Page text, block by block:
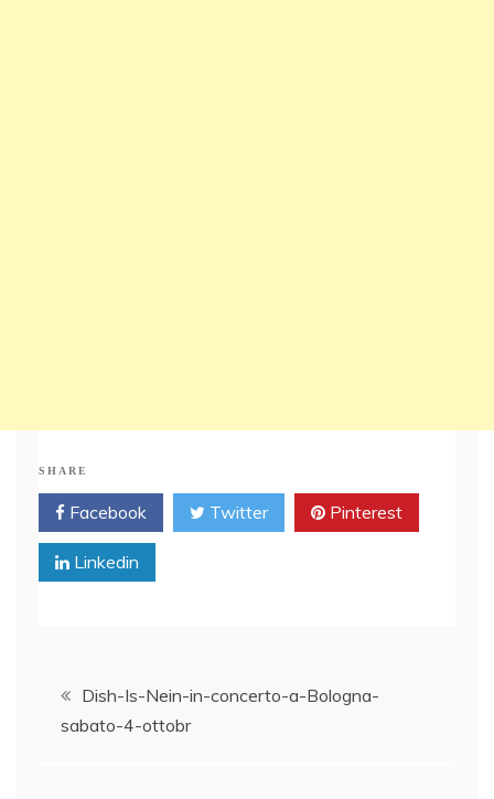
SHARE
Facebook Twitter Pinterest
Linkedin
PostDish-Is-Nein-in-concerto-a-Bologna-
sabato-4-ottobr